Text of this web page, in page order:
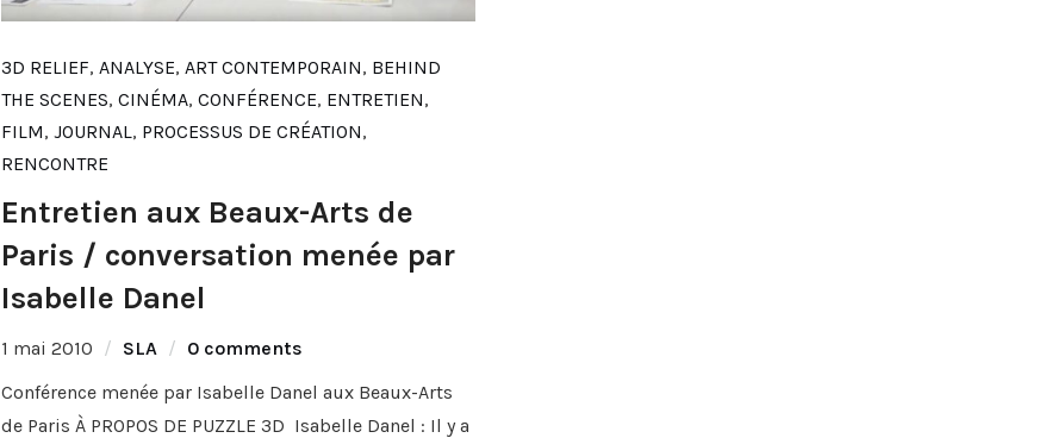
3D RELIEF, ANALYSE, ART CONTEMPORAIN, BEHIND
THE SCENES, CINÉMA, CONFÉRENCE, ENTRETIEN,
FILM, JOURNAL, PROCESSUS DE CRÉATION,
RENCONTRE
Entretien aux Beaux-Arts de
Paris / conversation menée par
Isabelle Danel
1 mai 2010 SLA
0 comments
Conférence menée par Isabelle Danel aux Beaux-Arts
de Paris À PROPOS DE PUZZLE 3D Isabelle Danel : Il y a